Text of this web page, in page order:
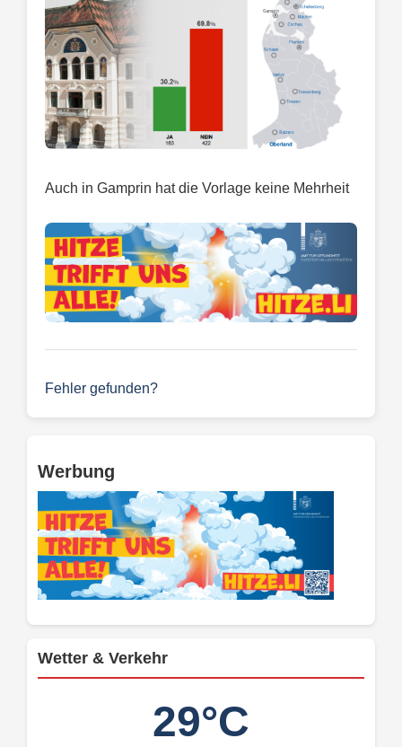
Auch in Gamprin hat die Vorlage keine Mehrheit
Fehler gefunden?
Werbung
Wetter & Verkehr
29°C